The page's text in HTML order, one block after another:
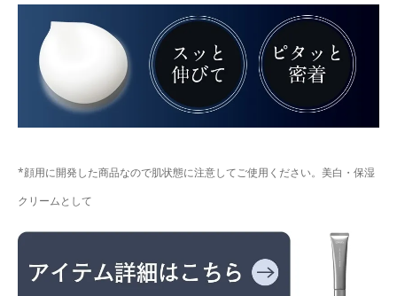
*顔用に開発した商品なので肌状態に注意してご使用ください。美白・保湿
クリームとして